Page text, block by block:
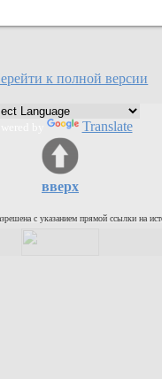
к полной версии
Translate
вверх
с указанием прямой ссылки на